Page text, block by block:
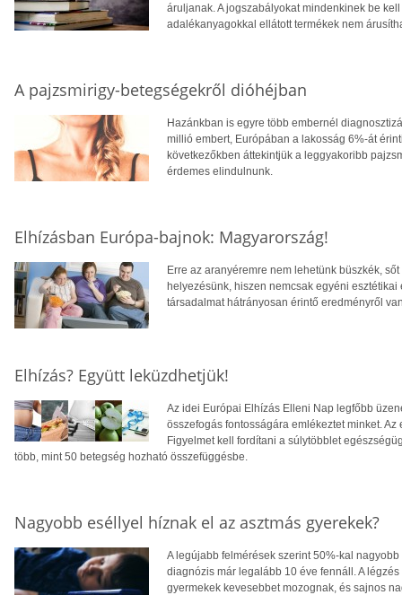
áruljanak. A jogszabályokat mindenkinek be
adalékanyagokkal ellátott termékek nem
A pajzsmirigy-betegségekről dióhéjban
Hazánkban is egyre több embernél
millió embert, Európában a lakosság 6%-át
következőkben áttekintjük a leggyakoribb
érdemes elindulnunk.
Elhízásban Európa-bajnok: Magyarország!
Erre az aranyéremre nem lehetünk büszkék,
helyezésünk, hiszen nemcsak egyéni
társadalmat hátrányosan érintő eredményről
Elhízás? Együtt leküzdhetjük!
Az idei Európai Elhízás Elleni Nap legfőbb
összefogás fontosságára emlékeztet minket.
Figyelmet kell fordítani a súlytöbblet
több, mint 50 betegség hozható összefüggésbe.
Nagyobb eséllyel híznak el az asztmás gyerekek?
A legújabb felmérések szerint 50%-kal
diagnózis már legalább 10 éve fennáll. A
gyermekek kevesebbet mozognak, és sajnos